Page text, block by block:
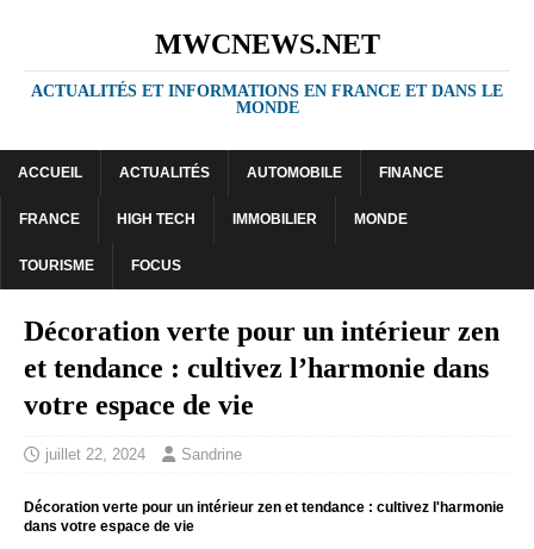
MWCNEWS.NET
ACTUALITÉS ET INFORMATIONS EN FRANCE ET DANS LE
MONDE
ACCUEIL ACTUALITÉS AUTOMOBILE FINANCE
FRANCE HIGH TECH IMMOBILIER MONDE
TOURISME FOCUS
Décoration verte pour un intérieur zen
et tendance : cultivez l’harmonie dans
votre espace de vie
juillet 22, 2024 Sandrine
Décoration verte pour un intérieur zen et tendance : cultivez l'harmonie
dans votre espace de vie